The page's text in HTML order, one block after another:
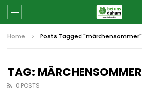
Home Posts Tagged "märchensommer"
TAG: MÄRCHENSOMMER
0 POSTS